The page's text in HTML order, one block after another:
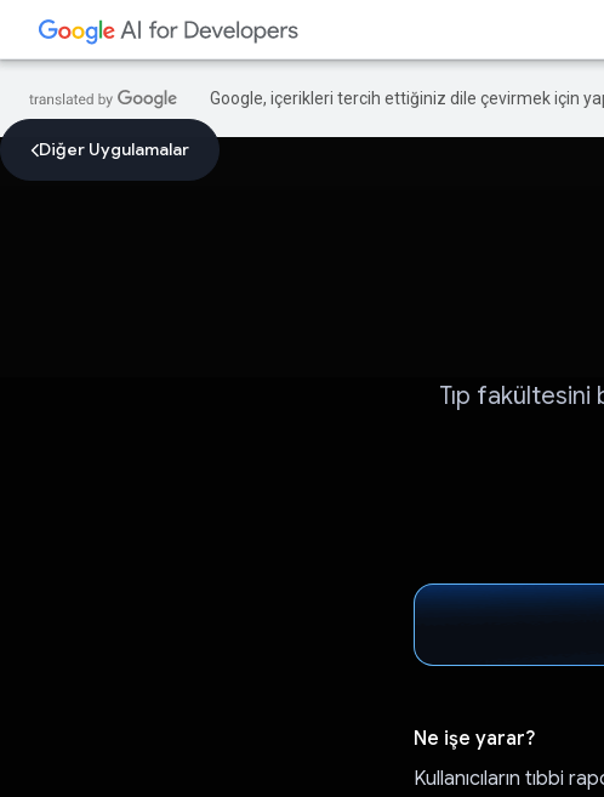
Google, içerikleri tercih ettiğiniz dile çevirmek için
Diğer Uygulamalar
Tıp
Ne işe yarar?
Kullanıcıların tıbbi